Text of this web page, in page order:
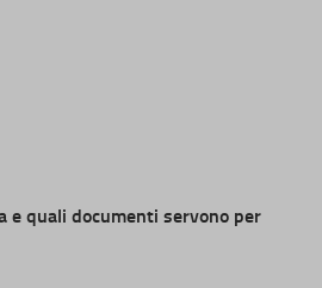
e quali documenti servono per